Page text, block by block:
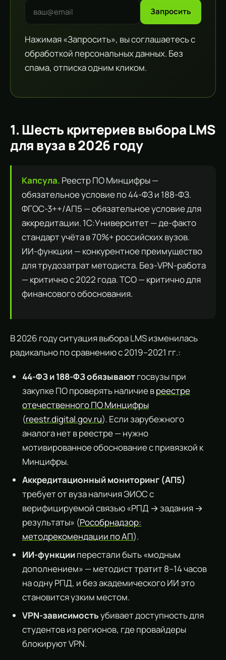
Запросить
Нажимая «Запросить», вы соглашаетесь с
обработкой персональных данных. Без
спама, отписка одним кликом.
1. Шесть критериев выбора LMS
для вуза в 2026 году
Капсула. Реестр ПО Минцифры —
обязательное условие по 44-ФЗ и 188-ФЗ.
ФГОС-3++/АП5 — обязательное условие для
аккредитации. 1С:Университет — де-факто
стандарт учёта в 70%+ российских вузов.
ИИ-функции — конкурентное преимущество
для трудозатрат методиста. Без-VPN-работа
— критично с 2022 года. TCO — критично для
финансового обоснования.
В 2026 году ситуация выбора LMS изменилась
радикально по сравнению с 2019–2021 гг.:
44-ФЗ и 188-ФЗ обязываютгосвузы при
закупке ПО проверять наличие вреестре
отечественного ПО Минцифры
(reestr.digital.gov.ru). Если зарубежного
аналога нет в реестре — нужно
мотивированное обоснование с привязкой к
Минцифры.
Аккредитационный мониторинг (АП5)
требует от вуза наличия ЭИОС с
верифицируемой связью «РПД → задания →
результаты» (Рособрнадзор:
методрекомендации по АП).
ИИ-функцииперестали быть «модным
дополнением» — методист тратит 8–14 часов
на одну РПД, и без академического ИИ это
становится узким местом.
VPN-зависимостьубивает доступность для
студентов из регионов, где провайдеры
блокируют VPN.